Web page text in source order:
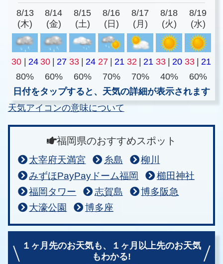
8/13
(木)
8/14
(金)
8/15
(土)
8/16
(日)
8/17
(月)
8/18
(火)
8/19
(水)
30 | 24 30 | 27 33 | 24 27 | 21 32 | 21 33 | 20 33 | 21
80%
60% 60% 70% 70% 40%
60%
日付をタップすると、天気の詳細が表示されます
天気アイコンの意味について
福岡県のおすすめスポット
太宰府天満宮 糸島
柳川
みずほPayPayドーム福岡
櫛田神社
福岡タワー
志賀島
博多阪急
大濠公園
博多座
１ヶ月先のお天気も、
１ヶ月以上先のお天気
もわかる!